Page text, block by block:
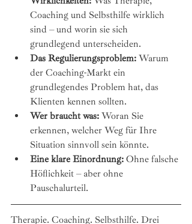
Coaching und Selbsthilfe wirklich
sind – und worin sie sich
grundlegend unterscheiden.
Das Regulierungsproblem: Warum
der Coaching-Markt ein
grundlegendes Problem hat, das
Klienten kennen sollten.
Wer braucht was: Woran Sie
erkennen, welcher Weg für Ihre
Situation sinnvoll sein könnte.
Eine klare Einordnung: Ohne falsche
Höflichkeit – aber ohne
Pauschalurteil.
Therapie. Coaching. Selbsthilfe. Drei